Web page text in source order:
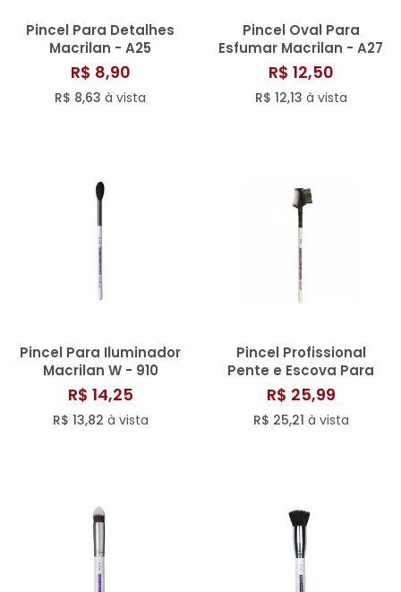
Pincel Para Detalhes
Macrilan - A25
R$ 8,90
R$ 8,63 à vista
Pincel Oval Para
Esfumar Macrilan - A27
R$ 12,50
R$ 12,13 à vista
Pincel Para Iluminador
Macrilan W - 910
R$ 14,25
R$ 13,82 à vista
Pincel Profissional
Pente e Escova Para
Cílios e Sobrancelha W
- 119
R$ 25,99
R$ 25,21 à vista